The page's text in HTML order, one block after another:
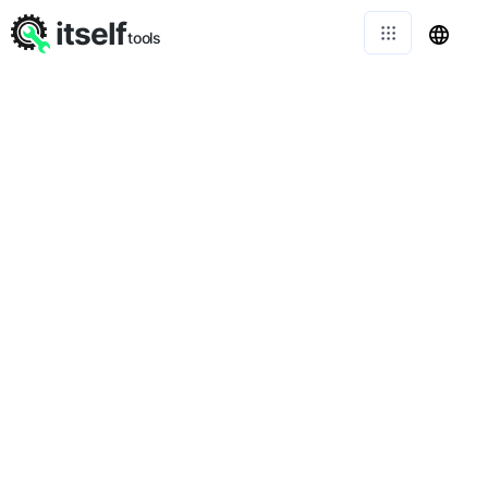
itselftools